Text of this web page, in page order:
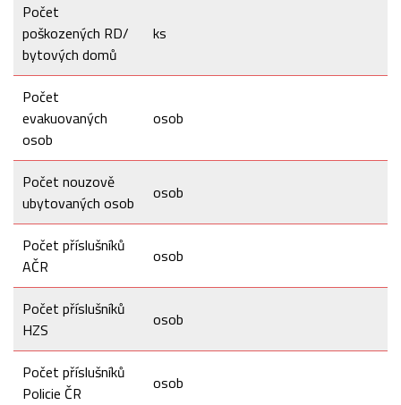
Počet
poškozených RD/
bytových domů
ks
Počet
evakuovaných
osob
osob
Počet nouzově
ubytovaných osob
osob
Počet příslušníků
AČR
osob
Počet příslušníků
HZS
osob
Počet příslušníků
Policie ČR
osob